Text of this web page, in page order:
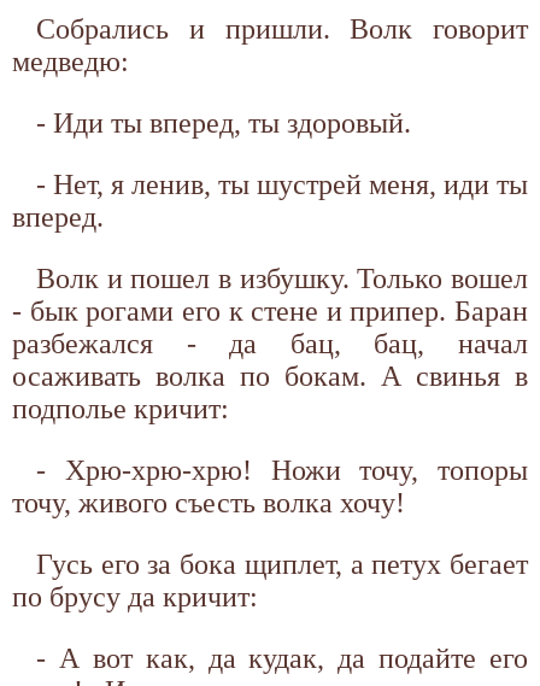
Собрались и пришли. Волк говорит
медведю:
- Иди ты вперед, ты здоровый.
- Нет, я ленив, ты шустрей меня, иди ты
вперед.
Волк и пошел в избушку. Только вошел
- бык рогами его к стене и припер. Баран
разбежался - да бац, бац, начал
осаживать волка по бокам. А свинья в
подполье кричит:
- Хрю-хрю-хрю! Ножи точу, топоры
точу, живого съесть волка хочу!
Гусь его за бока щиплет, а петух бегает
по брусу да кричит:
- А вот как, да кудак, да подайте его